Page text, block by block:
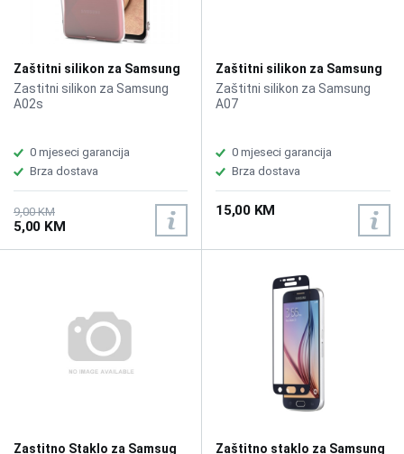
Zaštitni silikon za Samsung
A02s
Zastitni silikon za Samsung
A02s
0 mjeseci garancija
Brza dostava
9,00 KM
5,00 KM
Zaštitni silikon za Samsung
A07 sa Ringom
Zaštitni silikon za Samsung
A07
0 mjeseci garancija
Brza dostava
15,00 KM
Zastitno Staklo za Samsug
Zaštitno staklo za Samsung